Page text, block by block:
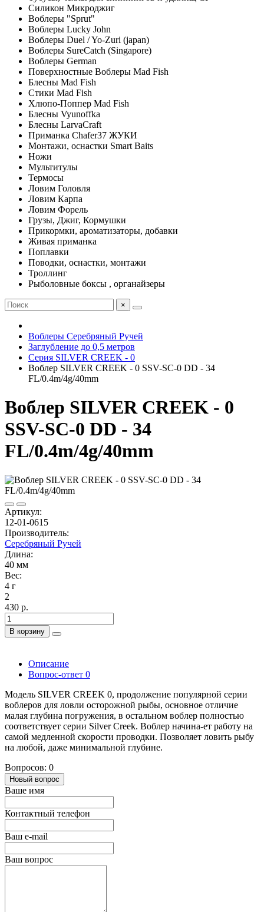
Силикон Микроджиг
Воблеры "Sprut"
Воблеры Lucky John
Воблеры Duel / Yo-Zuri (japan)
Воблеры SureCatch (Singapore)
Воблеры German
Поверхностные Воблеры Mad Fish
Блесны Mad Fish
Стики Mad Fish
Хлюпо-Поппер Mad Fish
Блесны Vyunoffka
Блесны LarvaCraft
Приманка Chafer37 ЖУКИ
Монтажи, оснастки Smart Baits
Ножи
Мультитулы
Термосы
Ловим Головля
Ловим Карпа
Ловим Форель
Грузы, Джиг, Кормушки
Прикормки, ароматизаторы, добавки
Живая приманка
Поплавки
Поводки, оснастки, монтажи
Троллинг
Рыболовные боксы , органайзеры
×
Воблеры Серебряный Ручей
Заглубление до 0,5 метров
Серия SILVER CREEK - 0
Воблер SILVER CREEK - 0 SSV-SC-0 DD - 34
FL/0.4m/4g/40mm
Воблер SILVER CREEK - 0
SSV-SC-0 DD - 34
FL/0.4m/4g/40mm
Артикул:
12-01-0615
Производитель:
Серебряный Ручей
Длина:
40 мм
Вес:
4 г
2
430 р.
В корзину
Описание
Вопрос-ответ 0
Модель SILVER CREEK 0, продолжение популярной серии
воблеров для ловли осторожной рыбы, основное отличие
малая глубина погружения, в остальном воблер полностью
соответствует серии Silver Creek. Воблер начина-ет работу на
самой медленной скорости проводки. Позволяет ловить рыбу
на любой, даже минимальной глубине.
Вопросов: 0
Новый вопрос
Ваше имя
Контактный телефон
Ваш e-mail
Ваш вопрос